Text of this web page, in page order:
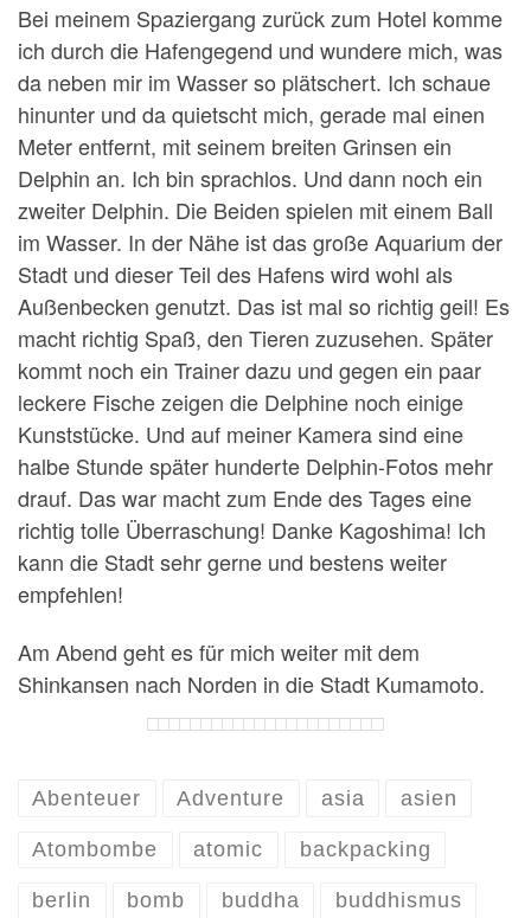
Bei meinem Spaziergang zurück zum Hotel komme
ich durch die Hafengegend und wundere mich, was
da neben mir im Wasser so plätschert. Ich schaue
hinunter und da quietscht mich, gerade mal einen
Meter entfernt, mit seinem breiten Grinsen ein
Delphin an. Ich bin sprachlos. Und dann noch ein
zweiter Delphin. Die Beiden spielen mit einem Ball
im Wasser. In der Nähe ist das große Aquarium der
Stadt und dieser Teil des Hafens wird wohl als
Außenbecken genutzt. Das ist mal so richtig geil! Es
macht richtig Spaß, den Tieren zuzusehen. Später
kommt noch ein Trainer dazu und gegen ein paar
leckere Fische zeigen die Delphine noch einige
Kunststücke. Und auf meiner Kamera sind eine
halbe Stunde später hunderte Delphin-Fotos mehr
drauf. Das war macht zum Ende des Tages eine
richtig tolle Überraschung! Danke Kagoshima! Ich
kann die Stadt sehr gerne und bestens weiter
empfehlen!
Am Abend geht es für mich weiter mit dem
Shinkansen nach Norden in die Stadt Kumamoto.
Abenteuer Adventure asia asien
Atombombe atomic backpacking
berlin bomb buddha buddhismus